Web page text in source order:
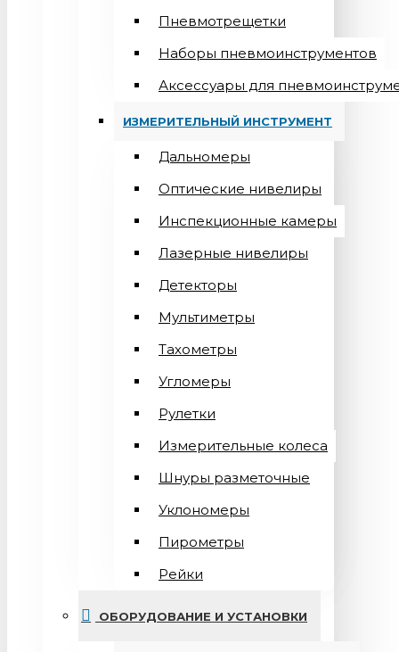
Пневмотрещетки
Наборы пневмоинструментов
Аксессуары для
ИЗМЕРИТЕЛЬНЫЙ ИНСТРУМЕНТ
Дальномеры
Оптические нивелиры
Инспекционные камеры
Лазерные нивелиры
Детекторы
Мультиметры
Тахометры
Угломеры
Рулетки
Измерительные колеса
Шнуры разметочные
Уклономеры
Пирометры
Рейки
ОБОРУДОВАНИЕ И УСТАНОВКИ